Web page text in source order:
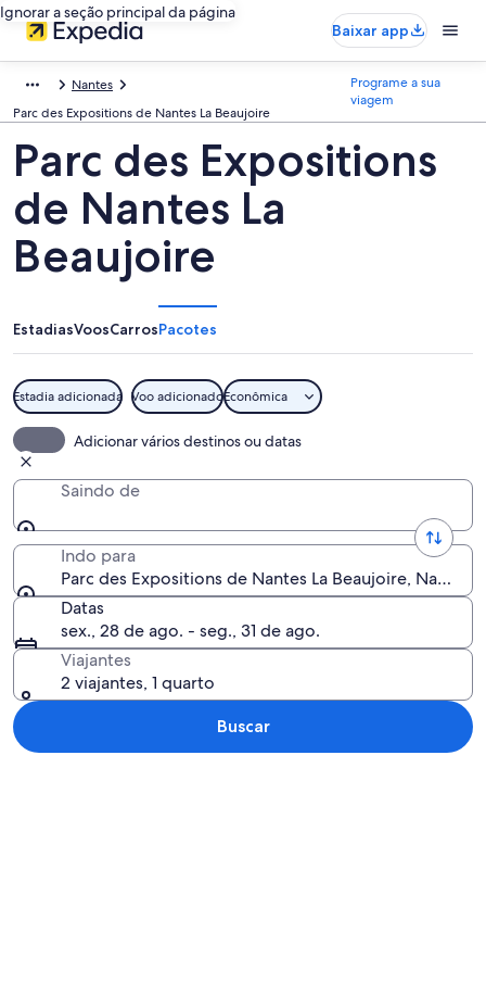
Ignorar a seção principal da página
Baixar app
Nantes
Parc des Expositions de Nantes La Beaujoire
Programe a sua
viagem
Parc des Expositions
de Nantes La
Beaujoire
EstadiasVoosCarrosPacotes
Estadia adicionada Voo adicionadoEconômica
Adicionar vários destinos ou datas
Saindo de
Indo para
Parc des Expositions de Nantes La Beaujoire,
Datas
sex., 28 de ago. - seg., 31 de ago.
Viajantes
2 viajantes, 1 quarto
Buscar